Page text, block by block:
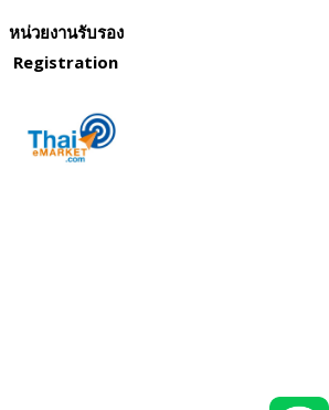
หน่วยงานรับรอง
Registration